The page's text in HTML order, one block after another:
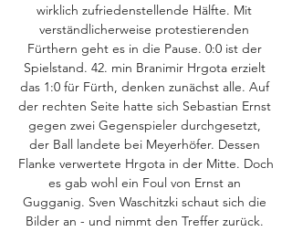
wirklich zufriedenstellende Hälfte. Mit
verständlicherweise protestierenden
Fürthern geht es in die Pause. 0:0 ist der
Spielstand. 42. min Branimir Hrgota erzielt
das 1:0 für Fürth, denken zunächst alle. Auf
der rechten Seite hatte sich Sebastian Ernst
gegen zwei Gegenspieler durchgesetzt,
der Ball landete bei Meyerhöfer. Dessen
Flanke verwertete Hrgota in der Mitte. Doch
es gab wohl ein Foul von Ernst an
Gugganig. Sven Waschitzki schaut sich die
Bilder an - und nimmt den Treffer zurück.